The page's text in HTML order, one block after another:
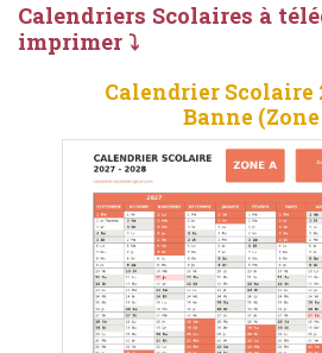
Calendriers Scolaires à
imprimer ⤵
Calendrier Scolaire
Banne